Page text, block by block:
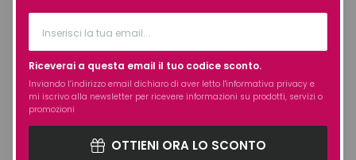
OTTIENI ORA LO SCONTO
Riceverai a questa email il tuo codice sconto.
Inviando l’indirizzo email dichiaro di aver letto l'informativa privacy e
mi iscrivo alla newsletter per ricevere informazioni su prodotti, servizi o
promozioni
Trixen Seboral Shampoo
Seboregolatore 200 ml
SHAMPOO SEBOREGOLATORE
Trixen Shampoo Olafor
SHAMPOO ANTIFORFORA PER CUTE
SECCA E GRASSA